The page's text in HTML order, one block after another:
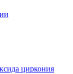
циркония